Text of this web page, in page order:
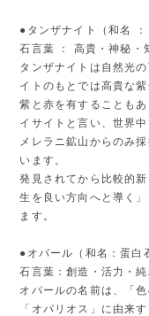
●タンザナイト（和名 ：
石言葉 ： 高貴・神秘・
タンザナイトは自然光
イトのもとでは高貴な
紫と赤を有することも
イサイトと言い、世界
メレラニ鉱山からのみ
います。
発見されてから比較的
生を良い方向へと導く
ます。
●オパール（和名：蛋白
石言葉：創造・活力・
オパールの名前は、「
「オパリオス」に由来